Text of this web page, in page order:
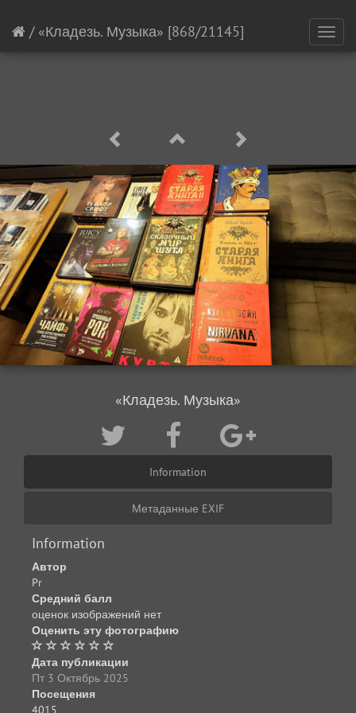
/ «Кладезь. Музыка» [868/21145]
«Кладезь. Музыка»
Information
Метаданные EXIF
Information
Автор
Pr
Средний балл
оценок изображений нет
Оценить эту фотографию
Дата публикации
Пт 3 Октябрь 2025
Посещения
4015